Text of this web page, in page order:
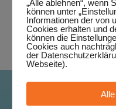
„Alle ablehnen“,
können unter
Informationen der von
Cookies erhalten und
können die
Cookies auch
der
Webseite).